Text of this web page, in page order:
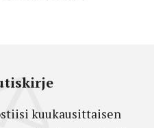
kuukausittaisen